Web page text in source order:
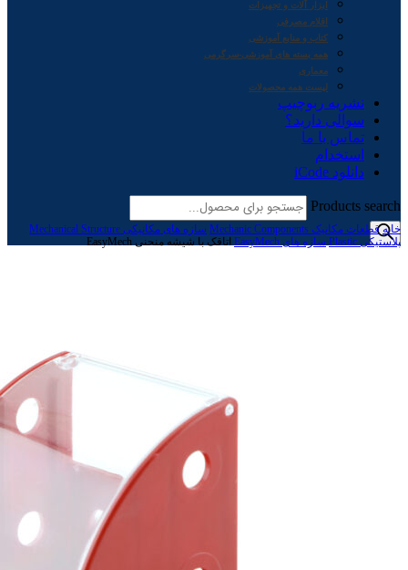
ابزار آلات و تجهیزات
اقلام مصرفی
کتاب و منابع آموزشی
همه بسته های آموزشی-سرگرمی
معماری
لیست همه محصولات
نشریه ربوچیپ
سوالی دارید؟
تماس با ما
استخدام
دانلود iCode
Products search
خانه قطعات مکانیک Mechanic Components
سازه های مکانیکی Mechanical Structure
پلاستیکی Plastic
سازه های EasyMech اتاقک با شیشه منحنی EasyMech